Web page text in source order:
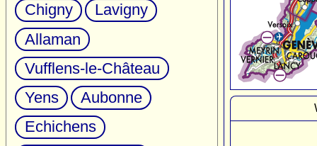
Chigny
Lavigny
Allaman
Vufflens-le-Château
Yens
Aubonne
Echichens